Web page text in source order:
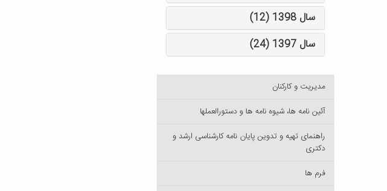
سال 1398 (12)
سال 1397 (24)
مدیریت و کارکنان
آئین نامه ها، شیوه نامه ها و دستورالعملها
راهنمای تهیه و تدوین پایان نامه کارشناسی ارشد و
دکتری
فرم ها